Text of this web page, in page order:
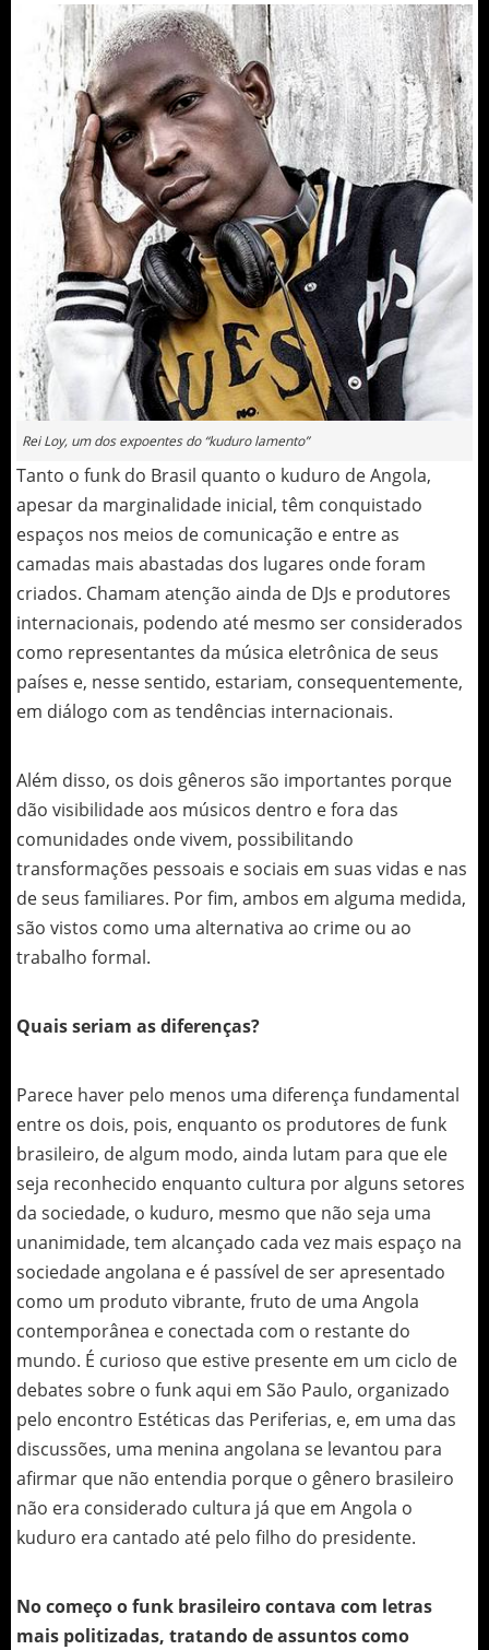
Rei Loy, um dos expoentes do “kuduro lamento”
Tanto o funk do Brasil quanto o kuduro de Angola,
apesar da marginalidade inicial, têm conquistado
espaços nos meios de comunicação e entre as
camadas mais abastadas dos lugares onde foram
criados. Chamam atenção ainda de DJs e produtores
internacionais, podendo até mesmo ser considerados
como representantes da música eletrônica de seus
países e, nesse sentido, estariam, consequentemente,
em diálogo com as tendências internacionais.
Além disso, os dois gêneros são importantes porque
dão visibilidade aos músicos dentro e fora das
comunidades onde vivem, possibilitando
transformações pessoais e sociais em suas vidas e nas
de seus familiares. Por fim, ambos em alguma medida,
são vistos como uma alternativa ao crime ou ao
trabalho formal.
Quais seriam as diferenças?
Parece haver pelo menos uma diferença fundamental
entre os dois, pois, enquanto os produtores de funk
brasileiro, de algum modo, ainda lutam para que ele
seja reconhecido enquanto cultura por alguns setores
da sociedade, o kuduro, mesmo que não seja uma
unanimidade, tem alcançado cada vez mais espaço na
sociedade angolana e é passível de ser apresentado
como um produto vibrante, fruto de uma Angola
contemporânea e conectada com o restante do
mundo. É curioso que estive presente em um ciclo de
debates sobre o funk aqui em São Paulo, organizado
pelo encontro Estéticas das Periferias, e, em uma das
discussões, uma menina angolana se levantou para
afirmar que não entendia porque o gênero brasileiro
não era considerado cultura já que em Angola o
kuduro era cantado até pelo filho do presidente.
No começo o funk brasileiro contava com letras
mais politizadas, tratando de assuntos como